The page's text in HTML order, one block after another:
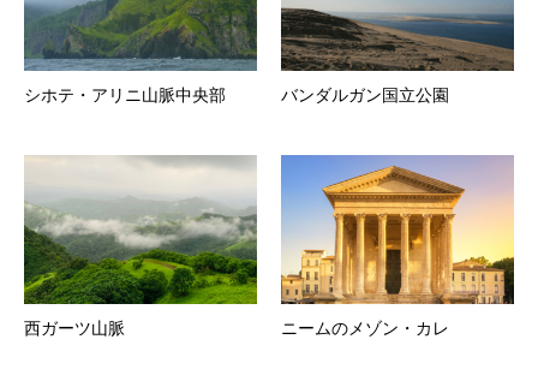
シホテ・アリニ山脈中央部 バンダルガン国立公園
西ガーツ山脈 ニームのメゾン・カレ